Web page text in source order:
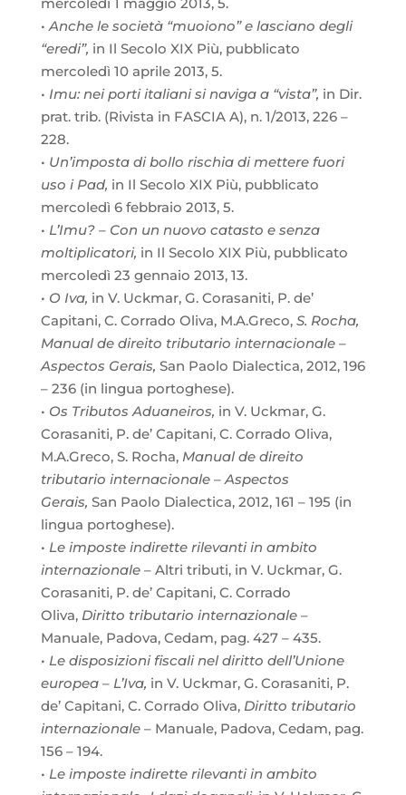
• Anche le società “muoiono” e lasciano degli
“eredi”, in Il Secolo XIX Più, pubblicato
mercoledì 10 aprile 2013, 5.
• Imu: nei porti italiani si naviga a “vista”, in Dir.
prat. trib. (Rivista in FASCIA A), n. 1/2013, 226 –
228.
• Un’imposta di bollo rischia di mettere fuori
uso i Pad, in Il Secolo XIX Più, pubblicato
mercoledì 6 febbraio 2013, 5.
• L’Imu? – Con un nuovo catasto e senza
moltiplicatori, in Il Secolo XIX Più, pubblicato
mercoledì 23 gennaio 2013, 13.
• O Iva, in V. Uckmar, G. Corasaniti, P. de’
Capitani, C. Corrado Oliva, M.A.Greco,S. Rocha,
Manual de direito tributario internacionale –
Aspectos Gerais, San Paolo Dialectica, 2012, 196
– 236 (in lingua portoghese).
• Os Tributos Aduaneiros, in V. Uckmar, G.
Corasaniti, P. de’ Capitani, C. Corrado Oliva,
M.A.Greco, S. Rocha, Manual de direito
tributario internacionale – Aspectos
Gerais, San Paolo Dialectica, 2012, 161 – 195 (in
lingua portoghese).
• Le imposte indirette rilevanti in ambito
internazionale– Altri tributi, in V. Uckmar, G.
Corasaniti, P. de’ Capitani, C. Corrado
Oliva,Diritto tributario internazionale–
Manuale, Padova, Cedam, pag. 427 – 435.
• Le disposizioni fiscali nel diritto dell’Unione
europea – L’Iva, in V. Uckmar, G. Corasaniti, P.
de’ Capitani, C. Corrado Oliva,Diritto tributario
internazionale– Manuale, Padova, Cedam, pag.
156 – 194.
• Le imposte indirette rilevanti in ambito